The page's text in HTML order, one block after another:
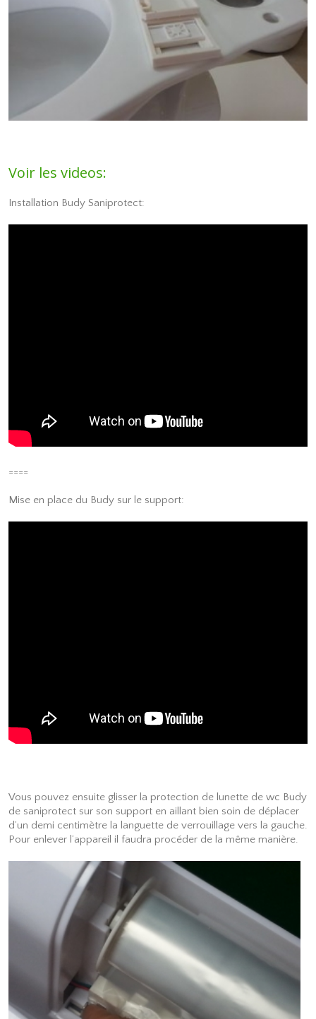
Voir les videos:
Installation Budy Saniprotect:
====
Mise en place du Budy sur le support:
Vous pouvez ensuite glisser la protection de lunette de wc Budy
de saniprotect sur son support en aillant bien soin de déplacer
d’un demi centimètre la languette de verrouillage vers la gauche.
Pour enlever l’appareil il faudra procéder de la même manière.